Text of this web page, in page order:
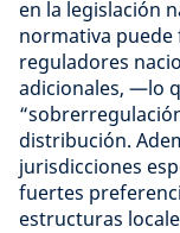
en la legislación
normativa puede
reguladores
adicionales, —lo
distribución.
jurisdicciones
fuertes
estructuras